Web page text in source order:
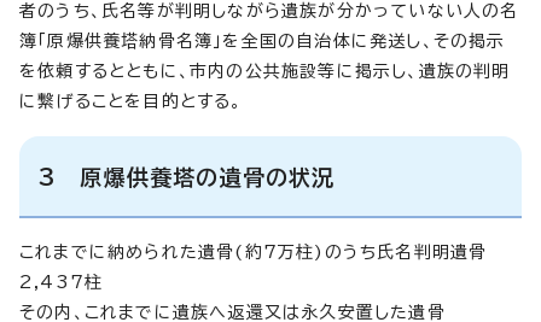
者のうち、氏名等が判明しながら遺族が分かっていない人の名
簿「原爆供養塔納骨名簿」を全国の自治体に発送し、その掲示
を依頼するとともに、市内の公共施設等に掲示し、遺族の判明
に繋げることを目的とする。
3 原爆供養塔の遺骨の状況
これまでに納められた遺骨(約7万柱)のうち氏名判明遺骨
2,437柱
その内、これまでに遺族へ返還又は永久安置した遺骨